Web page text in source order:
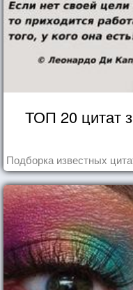
ТОП 20 цитат
Подборка известных